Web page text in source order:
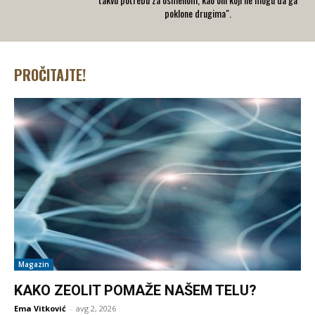
poklone drugima".
PROČITAJTE!
Magazin
KAKO ZEOLIT POMAŽE NAŠEM TELU?
Ema Vitković - avg 2, 2026